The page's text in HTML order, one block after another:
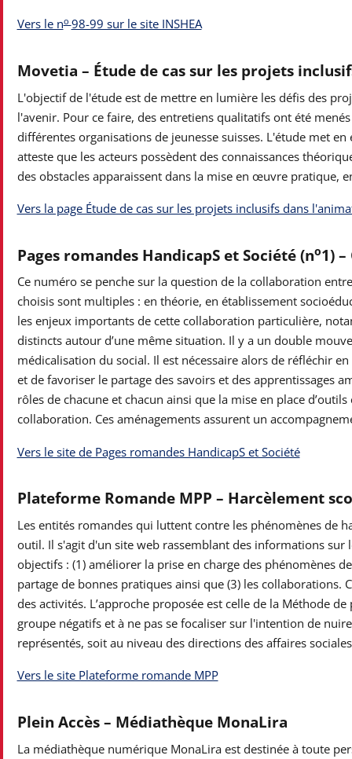
Vers le no 98-99 sur le site INSHEA
Movetia – Étude de cas sur les projets
L'objectif de l'étude est de mettre en lumière les défis des
l'avenir. Pour ce faire, des entretiens qualitatifs ont été
différentes organisations de jeunesse suisses. L'étude met
atteste que les acteurs possèdent des connaissances
des obstacles apparaissent dans la mise en œuvre pratique,
Vers la page Étude de cas sur les projets inclusifs dans
Pages romandes HandicapS et Société (no1)
Ce numéro se penche sur la question de la collaboration
choisis sont multiples : en théorie, en établissement
les enjeux importants de cette collaboration particulière,
distincts autour d’une même situation. Il y a un double
médicalisation du social. Il est nécessaire alors de réfléchir
et de favoriser le partage des savoirs et des apprentissages
rôles de chacune et chacun ainsi que la mise en place
collaboration. Ces aménagements assurent un
Vers le site de Pages romandes HandicapS et Société
Plateforme Romande MPP – Harcèlement
Les entités romandes qui luttent contre les phénomènes de
outil. Il s'agit d'un site web rassemblant des informations sur
objectifs : (1) améliorer la prise en charge des phénomènes
partage de bonnes pratiques ainsi que (3) les collaborations.
des activités. L’approche proposée est celle de la Méthode
groupe négatifs et à ne pas se focaliser sur l'intention de
représentés, soit au niveau des directions des affaires
Vers le site Plateforme romande MPP
Plein Accès – Médiathèque MonaLira
La médiathèque numérique MonaLira est destinée à toute